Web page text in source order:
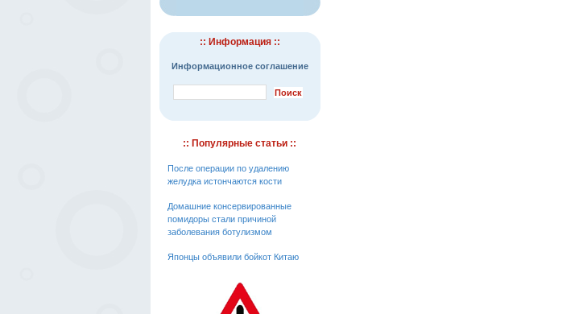
:: Информация ::
Информационное соглашение
:: Популярные статьи ::
После операции по удалению
желудка истончаются кости
Домашние консервированные
помидоры стали причиной
заболевания ботулизмом
Японцы объявили бойкот Китаю